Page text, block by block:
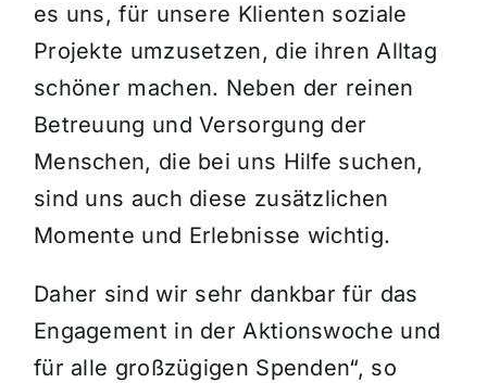
es uns, für unsere Klienten soziale
Projekte umzusetzen, die ihren Alltag
schöner machen. Neben der reinen
Betreuung und Versorgung der
Menschen, die bei uns Hilfe suchen,
sind uns auch diese zusätzlichen
Momente und Erlebnisse wichtig.
Daher sind wir sehr dankbar für das
Engagement in der Aktionswoche und
für alle großzügigen Spenden“, so